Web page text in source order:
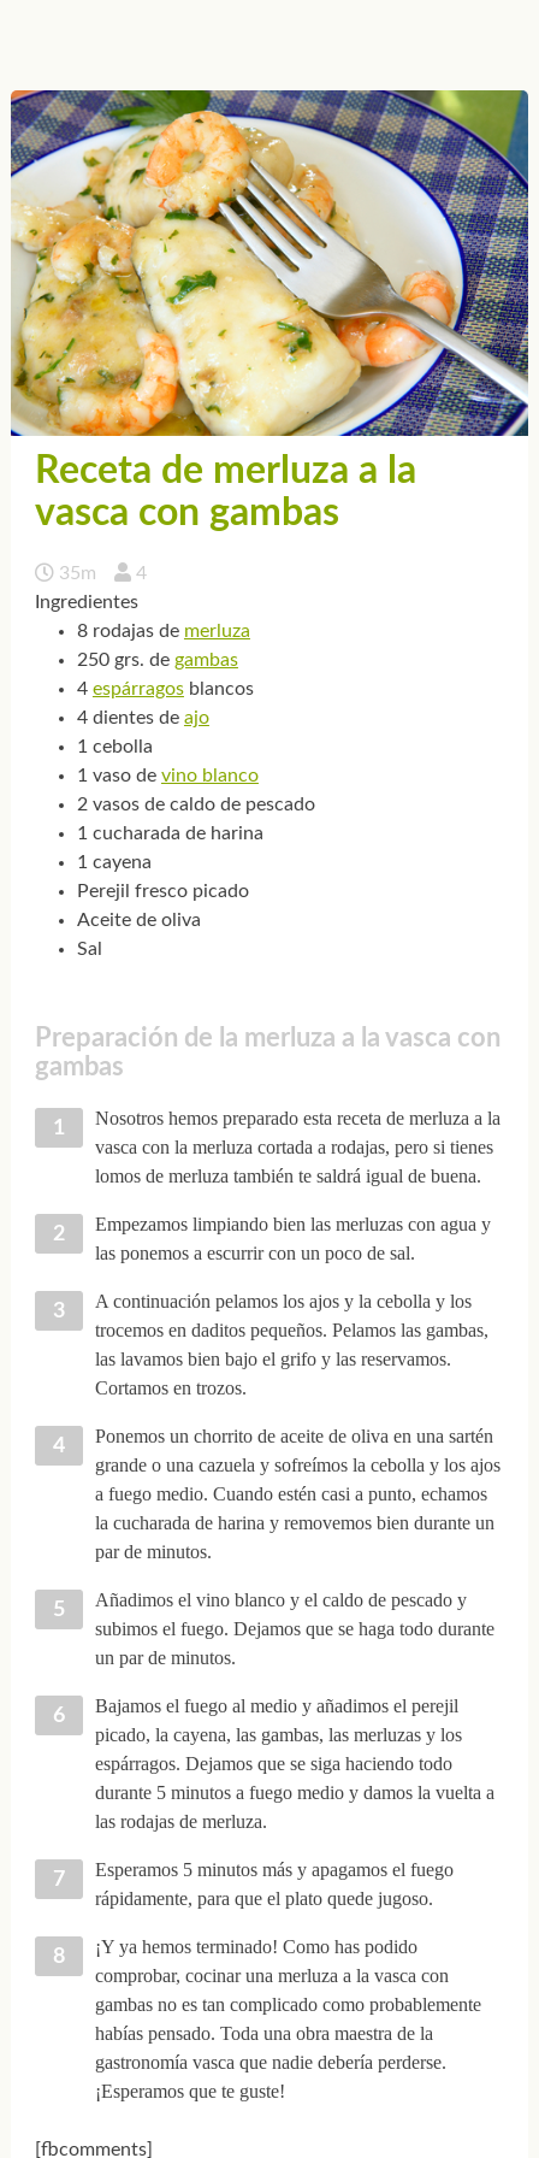
Receta de merluza a la
vasca con gambas
35m
4
Ingredientes
8 rodajas de merluza
250 grs. de gambas
4 espárragosblancos
4 dientes de ajo
1 cebolla
1 vaso de vino blanco
2 vasos de caldo de pescado
1 cucharada de harina
1 cayena
Perejil fresco picado
Aceite de oliva
Sal
Preparación de la merluza a la vasca con
gambas
Nosotros hemos preparado esta receta de merluza a la
vasca con la merluza cortada a rodajas, pero si tienes
lomos de merluza también te saldrá igual de buena.
Empezamos limpiando bien las merluzas con agua y
las ponemos a escurrir con un poco de sal.
A continuación pelamos los ajos y la cebolla y los
trocemos en daditos pequeños. Pelamos las gambas,
las lavamos bien bajo el grifo y las reservamos.
Cortamos en trozos.
Ponemos un chorrito de aceite de oliva en una sartén
grande o una cazuela y sofreímos la cebolla y los ajos
a fuego medio. Cuando estén casi a punto, echamos
la cucharada de harina y removemos bien durante un
par de minutos.
Añadimos el vino blanco y el caldo de pescado y
subimos el fuego. Dejamos que se haga todo durante
un par de minutos.
Bajamos el fuego al medio y añadimos el perejil
picado, la cayena, las gambas, las merluzas y los
espárragos. Dejamos que se siga haciendo todo
durante 5 minutos a fuego medio y damos la vuelta a
las rodajas de merluza.
Esperamos 5 minutos más y apagamos el fuego
rápidamente, para que el plato quede jugoso.
¡Y ya hemos terminado! Como has podido
comprobar, cocinar una merluza a la vasca con
gambas no es tan complicado como probablemente
habías pensado. Toda una obra maestra de la
gastronomía vasca que nadie debería perderse.
¡Esperamos que te guste!
[fbcomments]